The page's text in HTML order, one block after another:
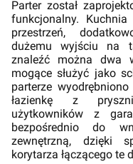
Parter został
funkcjonalny.
przestrzeń,
dużemu wyjściu na
znaleźć można dwa
mogące służyć jako
parterze
łazienkę z
użytkowników z
bezpośrednio do
zewnętrzną, dzięki
korytarza łączącego te